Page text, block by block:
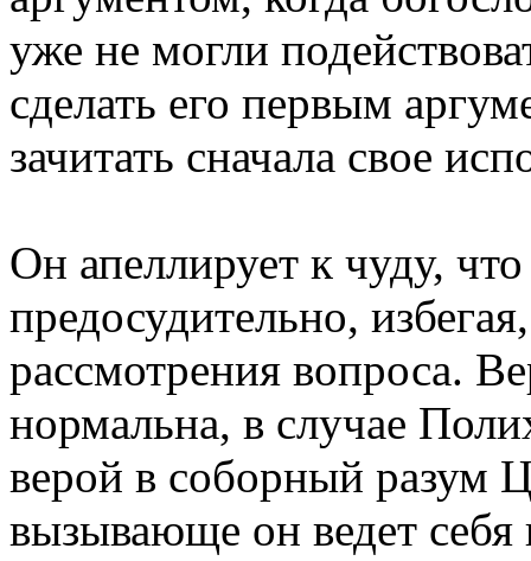
уже не могли
сделать его первым
зачитать сначала свое
Он апеллирует к чуду,
предосудительно,
рассмотрения вопроса.
нормальна, в случае
верой в соборный разум
вызывающе он ведет